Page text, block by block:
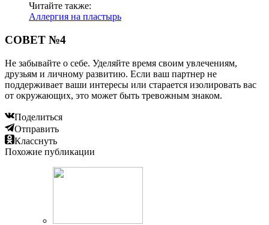
Читайте также:
Аллергия на пластырь
СОВЕТ №4
Не забывайте о себе. Уделяйте время своим увлечениям,
друзьям и личному развитию. Если ваш партнер не
поддерживает ваши интересы или старается изолировать вас
от окружающих, это может быть тревожным знаком.
Поделиться
Отправить
Класснуть
Похожие публикации